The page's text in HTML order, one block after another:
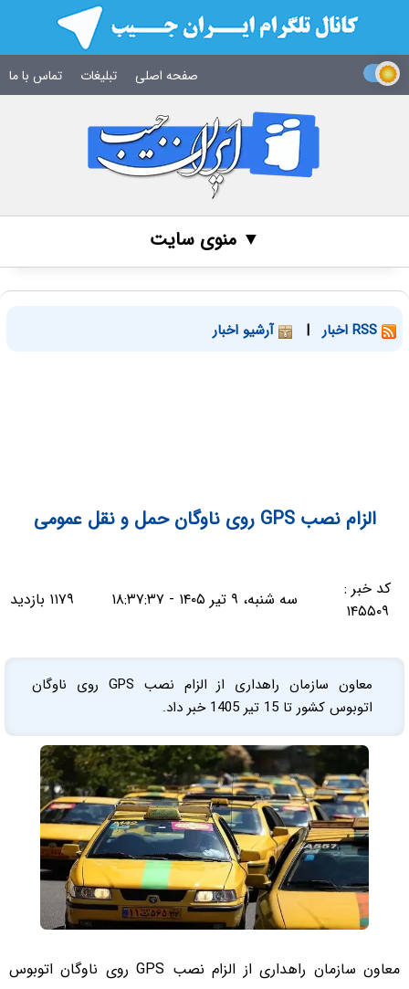
صفحه اصلی تبلیغات تماس با ما
▼ منوی سایت
| آرشیو اخبار
الزام نصب GPS روی ناوگان حمل و نقل عمومی
کد خبر :
۱۴۵۵۰۹
سه شنبه، ۹ تیر ۱۴۰۵ - ۱۸:۳۷:۳۷ ۱۱۷۹ بازدید
معاون سازمان راهداری از الزام نصب GPS روی ناوگان
اتوبوس کشور تا 15 تیر 1405 خبر داد.
معاون سازمان راهداری از الزام نصب GPS روی ناوگان اتوبوس